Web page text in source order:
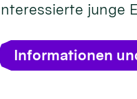
junge
Informationen